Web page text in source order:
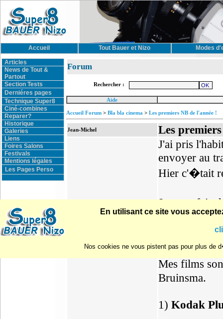
Accueil Tout Bauer et Nizo Modes
Articles
News de Tout &
Partout
Section Tests
Derniéres pages
Technique Super8
Ciné-combines
Reparer?
Historique
Galeries
Liens
Foires Salons
Festivals
Mentions légales
Les Pages Perso
Forum
Rechercher :
Aide
Accueil Forum > Bla bla cinema > Les premiers NB de l'année !
Jean-Michel Les
J'ai pris
envoyer au
Hier c'�tait
Je vous fais
point sur les
Mes films
Bruinsma.
1) Kodak
En utilisant ce site vous
Nos cookies ne vous pistent pas pour plus